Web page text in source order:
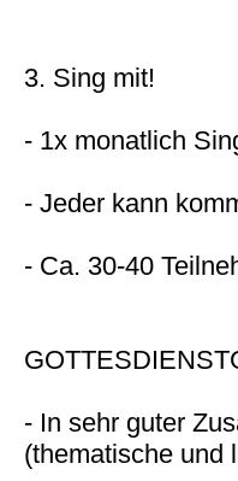
3. Sing mit!
- 1x monatlich
- Jeder kann
- Ca. 30-40
- In sehr guter
(thematische und